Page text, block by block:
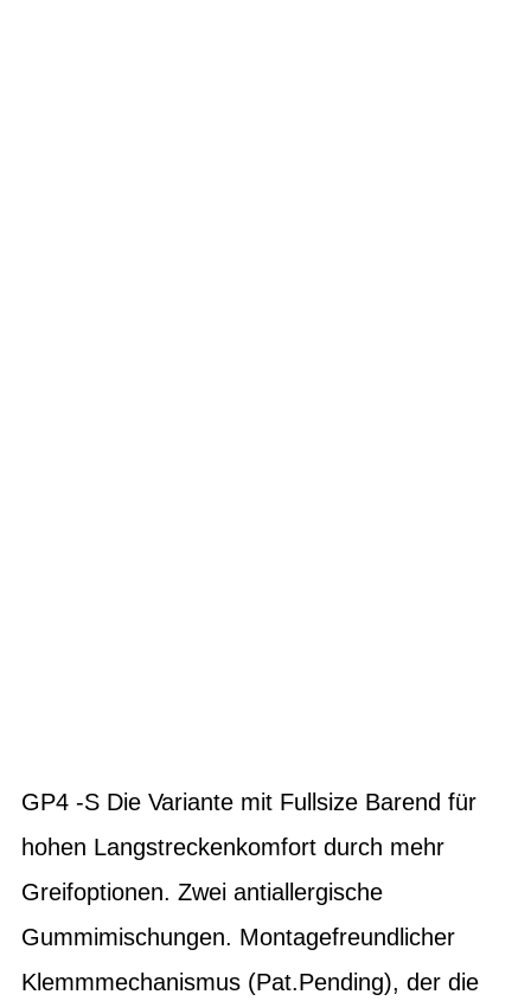
GP4 -S Die Variante mit Fullsize Barend für
hohen Langstreckenkomfort durch mehr
Greifoptionen. Zwei antiallergische
Gummimischungen. Montagefreundlicher
Klemmmechanismus (Pat.Pending), der die